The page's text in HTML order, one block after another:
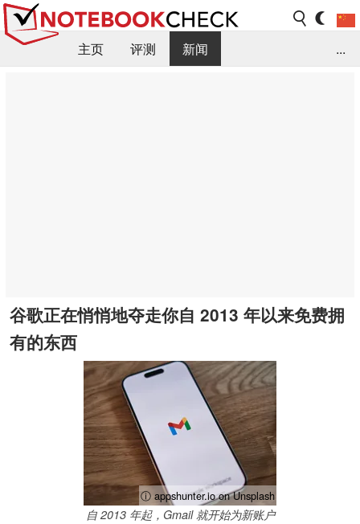
主页 评测
新闻
...
谷歌正在悄悄地夺走你自 2013 年以来免费拥
有的东西
ⓘ appshunter.io on Unsplash
自 2013 年起，Gmail 就开始为新账户